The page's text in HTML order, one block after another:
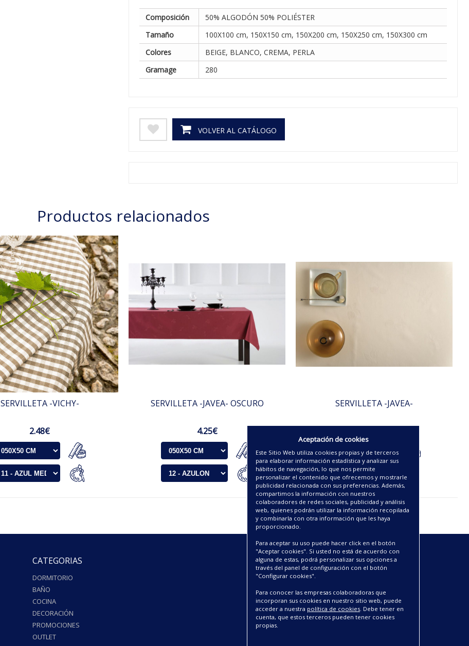
Composición
50% ALGODÓN 50% POLIÉSTER
Tamaño
100X100 cm, 150X150 cm, 150X200 cm, 150X250 cm, 150X300 cm
Colores
BEIGE, BLANCO, CREMA, PERLA
Gramage
280
VOLVER AL CATÁLOGO
Productos relacionados
SERVILLETA -VICHY-
2.48€
SERVILLETA -JAVEA- OSCURO
4.25€
SERVILLETA -JAVEA-
CATEGORIAS
DORMITORIO
BAÑO
COCINA
DECORACIÓN
PROMOCIONES
OUTLET
ENLACES
CATÁLOGOS PDF
SOBRE NOSOTROS
CONDICIONES DE ENVÍO Y ENTREGA
POLÍTICA DE DEVOLUCIONES
AVISO LEGAL
Aceptación de cookies
Este Sitio Web utiliza cookies propias y de terceros
para elaborar información estadística y analizar sus
hábitos de navegación, lo que nos permite
personalizar el contenido que ofrecemos y mostrarle
publicidad relacionada con sus preferencias. Además,
compartimos la información con nuestros
colaboradores de redes sociales, publicidad y análisis
web, quienes podrán utilizar la información recopilada
y combinarla con otra información que les haya
proporcionado.
Para aceptar su uso puede hacer click en el botón
"Aceptar cookies". Si usted no está de acuerdo con
alguna de estas, podrá personalizar sus opciones a
través del panel de configuración con el botón
"Configurar cookies".
Para conocer las empresas colaboradoras que
incorporan sus cookies en nuestro sitio web, puede
acceder a nuestra política de cookies. Debe tener en
cuenta, que estos terceros pueden tener cookies
propias.